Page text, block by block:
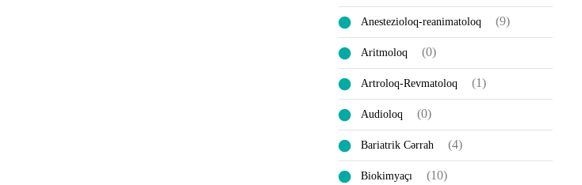
Anestezioloq-reanimatoloq (9)
Aritmoloq (0)
Artroloq-Revmatoloq (1)
Audioloq (0)
Bariatrik Cərrah (4)
Biokimyaçı (10)